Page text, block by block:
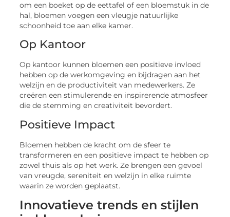
om een boeket op de eettafel of een bloemstuk in de
hal, bloemen voegen een vleugje natuurlijke
schoonheid toe aan elke kamer.
Op Kantoor
Op kantoor kunnen bloemen een positieve invloed
hebben op de werkomgeving en bijdragen aan het
welzijn en de productiviteit van medewerkers. Ze
creëren een stimulerende en inspirerende atmosfeer
die de stemming en creativiteit bevordert.
Positieve Impact
Bloemen hebben de kracht om de sfeer te
transformeren en een positieve impact te hebben op
zowel thuis als op het werk. Ze brengen een gevoel
van vreugde, sereniteit en welzijn in elke ruimte
waarin ze worden geplaatst.
Innovatieve trends en stijlen